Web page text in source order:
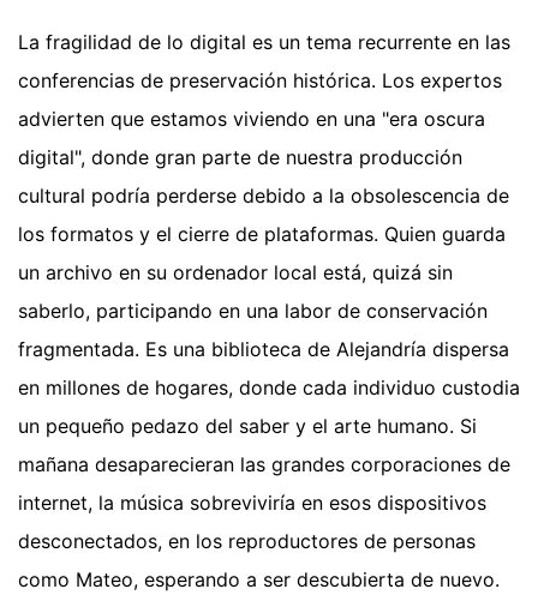
La fragilidad de lo digital es un tema recurrente en las
conferencias de preservación histórica. Los expertos
advierten que estamos viviendo en una "era oscura
digital", donde gran parte de nuestra producción
cultural podría perderse debido a la obsolescencia de
los formatos y el cierre de plataformas. Quien guarda
un archivo en su ordenador local está, quizá sin
saberlo, participando en una labor de conservación
fragmentada. Es una biblioteca de Alejandría dispersa
en millones de hogares, donde cada individuo custodia
un pequeño pedazo del saber y el arte humano. Si
mañana desaparecieran las grandes corporaciones de
internet, la música sobreviviría en esos dispositivos
desconectados, en los reproductores de personas
como Mateo, esperando a ser descubierta de nuevo.